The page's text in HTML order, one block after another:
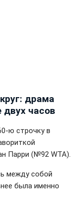
драма
часов
ю строчку в
Парри (№92 WTA).
между собой
была именно